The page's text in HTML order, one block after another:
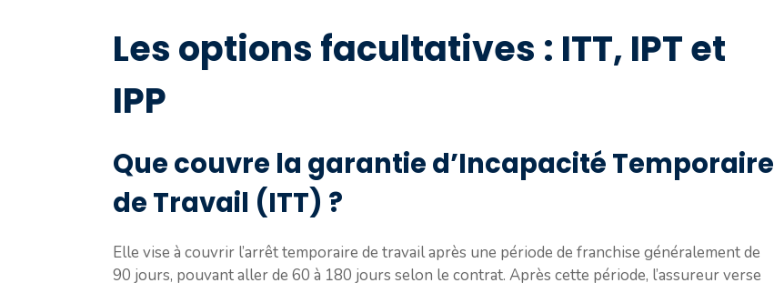
Les options facultatives : ITT, IPT et
IPP
Que couvre la garantie d’Incapacité Temporaire
de Travail (ITT) ?
Elle vise à couvrir l’arrêt temporaire de travail après une période de franchise généralement de
90 jours, pouvant aller de 60 à 180 jours selon le contrat. Après cette période, l’assureur verse